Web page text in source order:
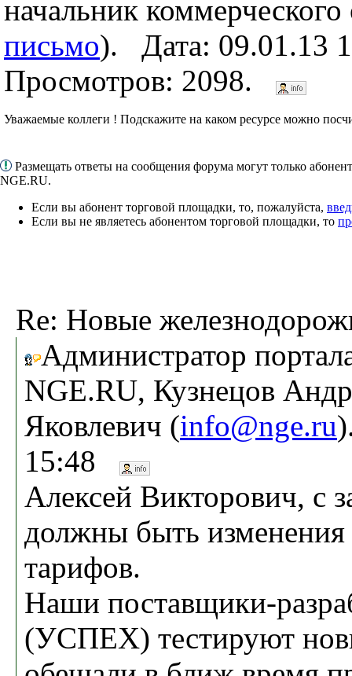
начальник коммерческого
письмо). Дата: 09.01.13
Просмотров: 2098.
Уважаемые коллеги ! Подскажите на каком ресурсе можно
Размещать ответы на сообщения форума могут только
NGE.RU.
Если вы абонент торговой площадки, то, пожалуйста,
Если вы не являетесь абонентом торговой площадки, то
Re: Новые
Администратор
NGE.RU, Кузнецов
Яковлевич (info@nge.ru
15:48
Алексей Викторович, с
должны быть изменения
тарифов.
Наши поставщики-
(УСПЕХ) тестируют